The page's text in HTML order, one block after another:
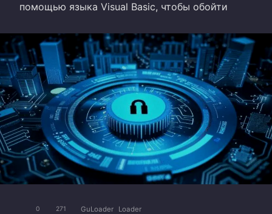
помощью языка Visual Basic, чтобы обойти
0 271 GuLoader Loader